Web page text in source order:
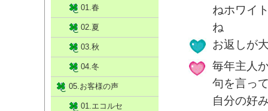
ねホワイ
ね
お返しが
毎年主人
句を言っ
自分の好
01.春
02.夏
03.秋
04.冬
05.お客様の声
01.エコルセ